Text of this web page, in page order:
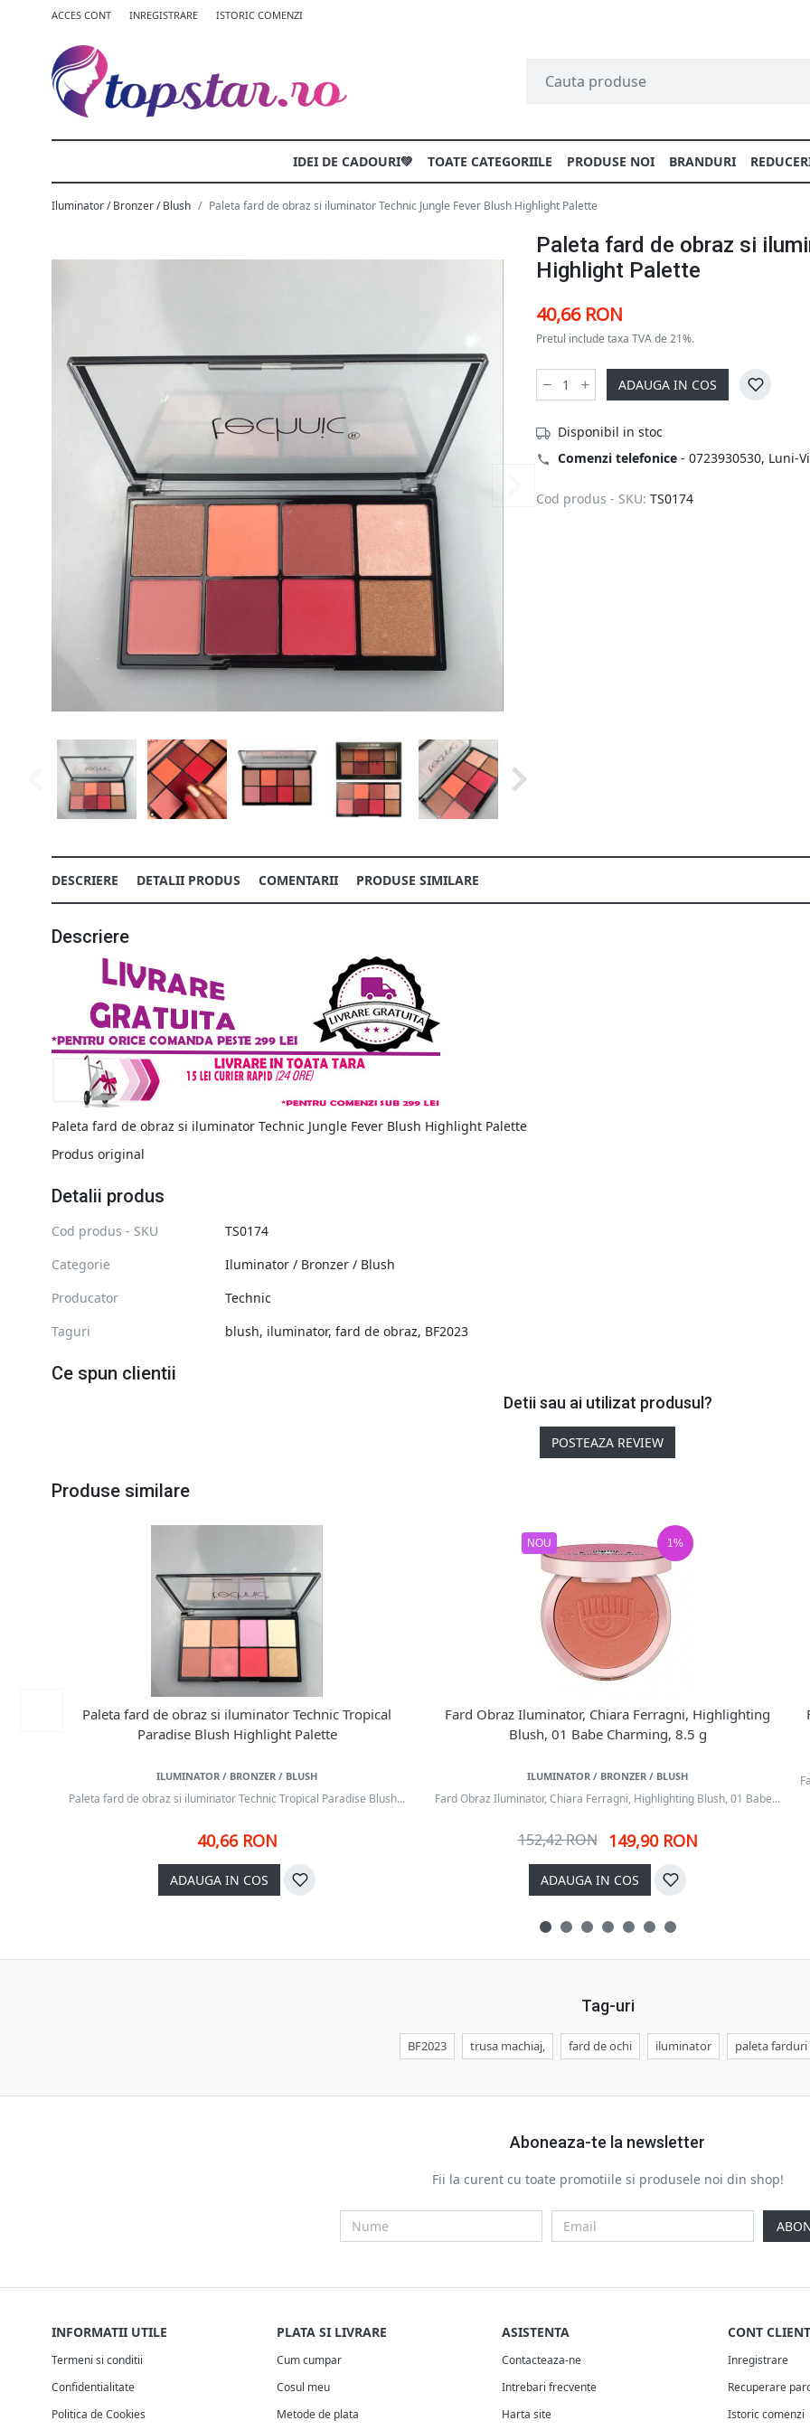
ACCES CONT INREGISTRARE ISTORIC COMENZI
IDEI DE CADOURI💚 TOATE CATEGORIILE PRODUSE NOI BRANDURI
Iluminator / Bronzer / Blush Paleta fard de obraz si iluminator Technic Jungle Fever Blush Highlight Palette
Paleta fard de obraz si
Highlight Palette
40,66 RON
Pretul include taxa TVA de 21%.
ADAUGA IN COS
Disponibil in stoc
Comenzi telefonice - 0723930530, Luni-
Cod produs - SKU: TS0174
DESCRIERE DETALII PRODUS COMENTARII PRODUSE SIMILARE
Descriere
Paleta fard de obraz si iluminator Technic Jungle Fever Blush Highlight Palette
Produs original
Detalii produs
Cod produs - SKU
TS0174
Categorie
Iluminator / Bronzer / Blush
Producator
Technic
Taguri
blush, iluminator, fard de obraz, BF2023
Ce spun clientii
Detii sau ai utilizat produsul?
POSTEAZA REVIEW
Produse similare
Paleta fard de obraz si iluminator Technic Tropical
Paradise Blush Highlight Palette
ILUMINATOR / BRONZER / BLUSH
Paleta fard de obraz si iluminator Technic Tropical Paradise Blush...
40,66 RON
ADAUGA IN COS
NOU 1%
Fard Obraz Iluminator, Chiara Ferragni, Highlighting
Blush, 01 Babe Charming, 8.5 g
ILUMINATOR / BRONZER / BLUSH
Fard Obraz Iluminator, Chiara Ferragni, Highlighting Blush, 01 Babe...
152,42 RON 149,90 RON
ADAUGA IN COS
Tag-uri
BF2023 trusa machiaj, fard de ochi iluminator paleta farduri
Aboneaza-te la newsletter
Fii la curent cu toate promotiile si produsele noi din shop!
INFORMATII UTILE
Termeni si conditii
Confidentialitate
Politica de Cookies
PLATA SI LIVRARE
Cum cumpar
Cosul meu
Metode de plata
ASISTENTA
Contacteaza-ne
Intrebari frecvente
Harta site
CONT CLIENT
Inregistrare
Recuperare
Istoric comenzi